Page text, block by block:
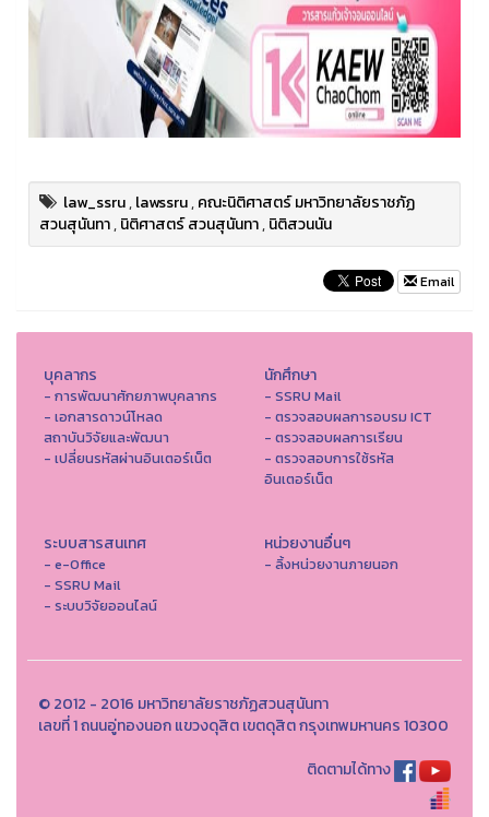
law_ssru,lawssru,คณะนิติศาสตร์ มหาวิทยาลัยราชภัฏ
สวนสุนันทา,นิติศาสตร์ สวนสุนันทา,นิติสวนนัน
Email
บุคลากร
- การพัฒนาศักยภาพบุคลากร
- เอกสารดาวน์โหลด
สถาบันวิจัยและพัฒนา
- เปลี่ยนรหัสผ่านอินเตอร์เน็ต
นักศึกษา
- SSRU Mail
- ตรวจสอบผลการอบรม ICT
- ตรวจสอบผลการเรียน
- ตรวจสอบการใช้รหัส
อินเตอร์เน็ต
ระบบสารสนเทศ
- e-Office
- SSRU Mail
- ระบบวิจัยออนไลน์
หน่วยงานอื่นๆ
- ลิ้งหน่วยงานภายนอก
© 2012 - 2016 มหาวิทยาลัยราชภัฏสวนสุนันทา
เลขที่ 1 ถนนอู่ทองนอก แขวงดุสิต เขตดุสิต กรุงเทพมหานคร 10300
ติดตามได้ทาง